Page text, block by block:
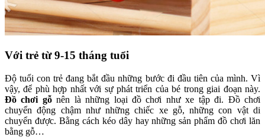
Với trẻ từ 9-15 tháng tuổi
Độ tuổi con trẻ đang bắt đầu những bước đi đầu tiên của mình. Vì
vậy, để phù hợp nhất với sự phát triển của bé trong giai đoạn này.
Đồ chơi gỗnên là những loại đồ chơi như xe tập đi. Đồ chơi
chuyển động chậm như những chiếc xe gỗ, những con vật di
chuyển được. Bằng cách kéo dây hay những sản phẩm đồ chơi lăn
bằng gỗ…